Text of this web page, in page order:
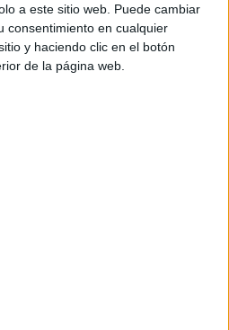
a este sitio web. Puede cambiar
consentimiento en cualquier
y haciendo clic en el botón
de la página web.
LES FRUITS: LA
HISTORIA DE LOS
POSTRES VIRALES
FRANCESES DE